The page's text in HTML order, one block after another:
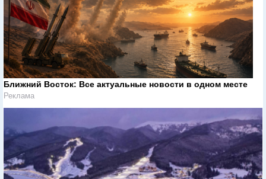
Ближний Восток: Все актуальные новости в одном месте
Реклама